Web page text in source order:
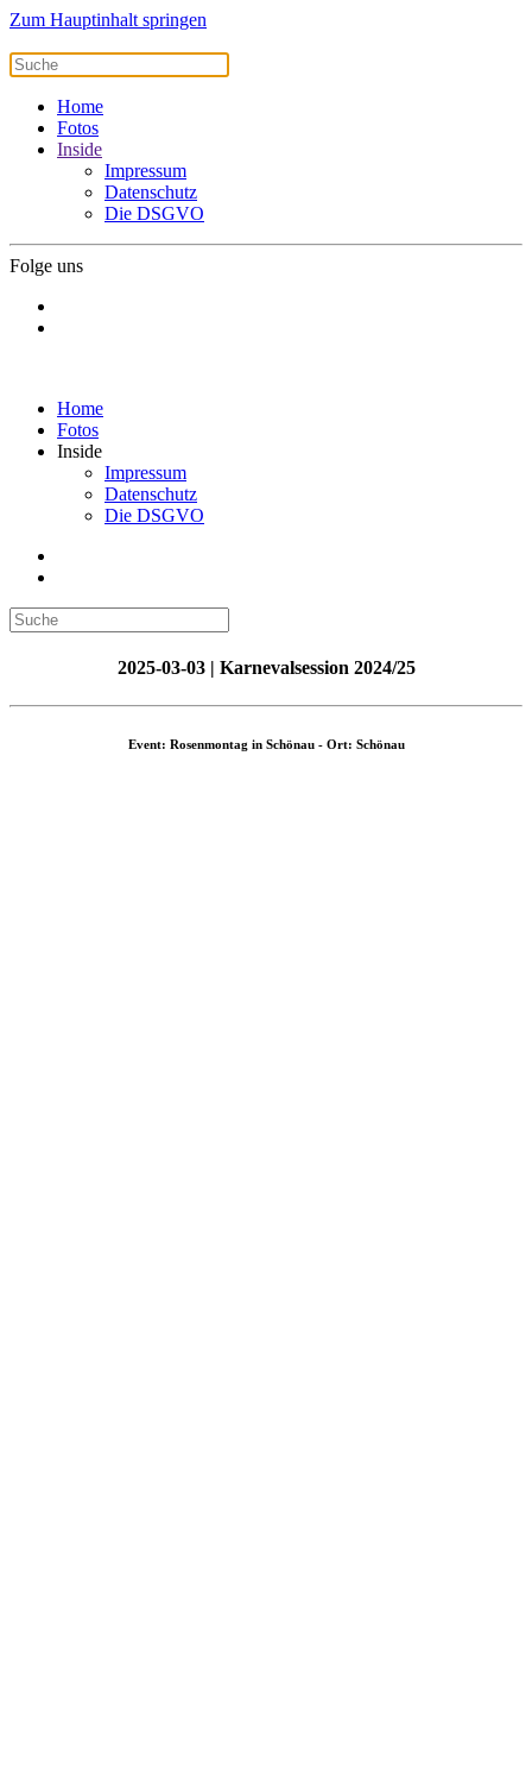
Zum Hauptinhalt springen
Home
Fotos
Inside
Impressum
Datenschutz
Die DSGVO
Folge uns
Home
Fotos
Inside
Impressum
Datenschutz
Die DSGVO
2025-03-03 | Karnevalsession 2024/25
Event: Rosenmontag in Schönau - Ort: Schönau